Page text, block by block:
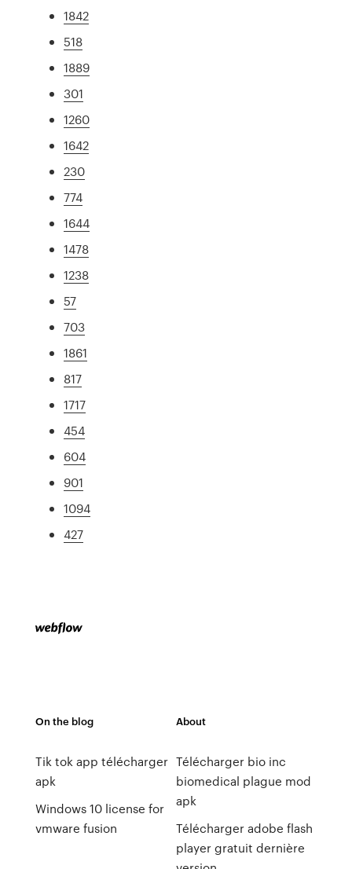
1842
518
1889
301
1260
1642
230
774
1644
1478
1238
57
703
1861
817
1717
454
604
901
1094
427
On the blog
Tik tok app télécharger
apk
Windows 10 license for
vmware fusion
About
Télécharger bio inc
biomedical plague mod
apk
Télécharger adobe flash
player gratuit dernière